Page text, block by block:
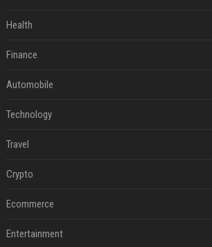
Health
Finance
Automobile
Technology
Travel
Crypto
Ecommerce
Entertainment